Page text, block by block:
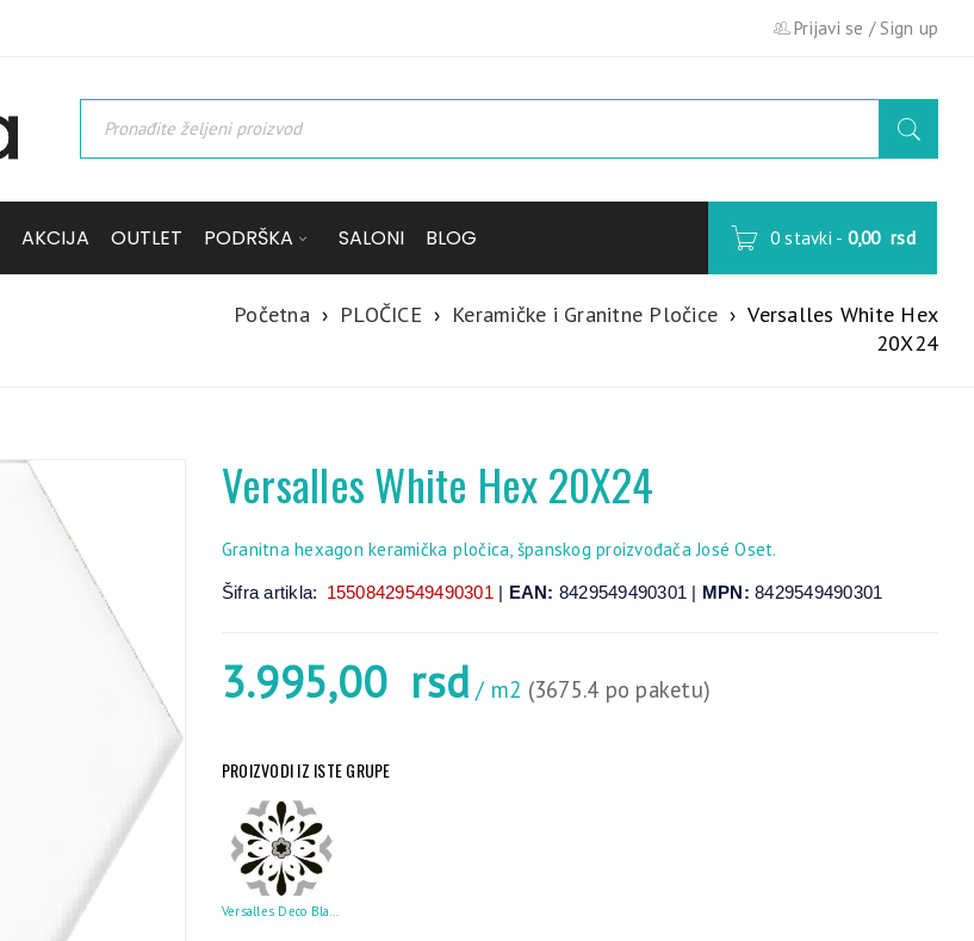
Prijavi se /Sign up
AKCIJA OUTLET PODRŠKA SALONI BLOG 0 stavki - 0,00 rsd
Početna › PLOČICE › Keramičke i Granitne Pločice › Versalles White Hex
20X24
Versalles White Hex 20X24
Granitna hexagon keramička pločica, španskog proizvođača José Oset.
Šifra artikla: 15508429549490301 | EAN: 8429549490301 | MPN: 8429549490301
3.995,00 rsd / m2 (3675.4 po paketu)
PROIZVODI IZ ISTE GRUPE
Versalles Deco Black 20X24